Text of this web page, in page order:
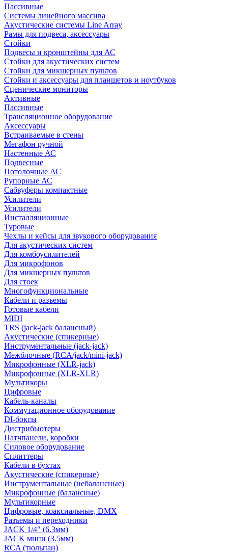
Пассивные
Системы линейного массива
Акустические системы Line Array
Рамы для подвеса, аксессуары
Стойки
Подвесы и кронштейны для АС
Стойки для акустических систем
Стойки для микшерных пультов
Стойки и аксессуары для планшетов и ноутбуков
Сценические мониторы
Активные
Пассивные
Трансляционное оборудование
Аксессуары
Встраиваемые в стены
Мегафон ручной
Настенные АС
Подвесные
Потолочные АС
Рупорные АС
Сабвуферы компактные
Усилители
Усилители
Инсталляционные
Туровые
Чехлы и кейсы для звукового оборудования
Для акустических систем
Для комбоусилителей
Для микрофонов
Для микшерных пультов
Для стоек
Многофункциональные
Кабели и разъемы
Готовые кабели
MIDI
TRS (jack-jack балансный)
Акустические (спикерные)
Инструментальные (jack-jack)
Межблочные (RCA/jack/mini-jack)
Микрофонные (XLR-jack)
Микрофонные (XLR-XLR)
Мультикоры
Цифровые
Кабель-каналы
Коммутационное оборудование
DI-боксы
Дистрибьютеры
Патчпанели, коробки
Силовое оборудование
Сплиттеры
Кабели в бухтах
Акустические (спикерные)
Инструментальные (небалансные)
Микрофонные (балансные)
Мультикорные
Цифровые, коаксиальные, DMX
Разъемы и переходники
JACK 1/4" (6.3мм)
JACK мини (3.5мм)
RCA (тюльпан)